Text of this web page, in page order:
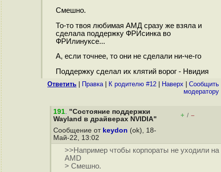
Смешно.
То-то твоя любимая АМД сразу же взяла и
сделала поддержку ФРИсинка во
ФРИлинуксе...
А, если точнее, то они не сделали ни-че-го
Поддержку сделал их клятий ворог - Нвидия
Ответить Правка| К родителю #12 Наверх
Cообщить
модератору
191. "Состояние поддержки
Wayland в драйверах NVIDIA"
+ / –
Сообщение от keydon (ok), 18-
Май-22, 13:02
>>Например чтобы корпораты не уходили на
AMD
> Смешно.